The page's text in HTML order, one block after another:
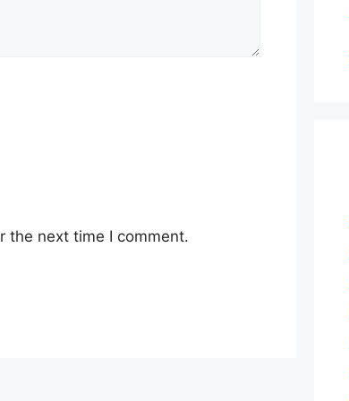
the next time I comment.